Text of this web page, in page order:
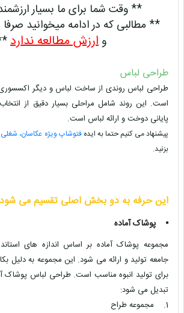
** وقت شما برای ما بسیار
** مطالبی که در ادامه میخوانید صرفا
وارزش مطالعه ندارد
طراحی لباس
طراحی لباس روندی از ساخت لباس و دیگر اکسسوری
است. این روند شامل مراحلی بسیار دقیق از
پایانی دوخت و ارائه لباس است.
پیشنهاد می کنیم حتما به ایدهفتوشاپ ویژه عکاسان،
بزنید.
این حرفه به دو بخش اصلی تقسیم می
⦁ پوشاک آماده
مجموعه پوشاک آماده بر اساس اندازه های
جامعه تولید و ارائه می شود. این مجموعه به دلیل
برای تولید انبوه مناسب است. طراحی لباس
تبدیل می شود:
1.
مجموعه طراح